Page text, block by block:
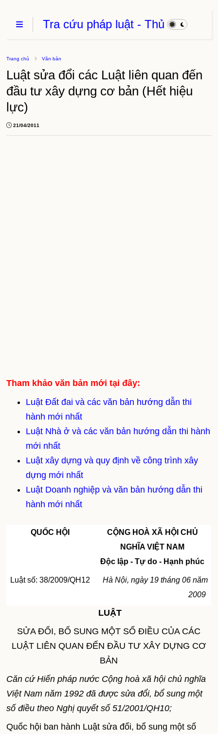
Tra cứu pháp luật - Thủ
thuật phần mềm
Trang chủ Văn bản
Luật sửa đổi các Luật liên quan đến
đầu tư xây dựng cơ bản (Hết hiệu
lực)
21/04/2011
Tham khảo văn bản mới tại đây:
Luật Đất đai và các văn bản hướng dẫn thi
hành mới nhất
Luật Nhà ở và các văn bản hướng dẫn thi hành
mới nhất
Luật xây dựng và quy định về công trình xây
dựng mới nhất
Luật Doanh nghiệp và văn bản hướng dẫn thi
hành mới nhất
QUỐC HỘI
CỘNG HOÀ XÃ HỘI CHỦ
NGHĨA VIỆT NAM
Độc lập - Tự do - Hạnh phúc
Luật số: 38/2009/QH12
Hà Nội, ngày 19 tháng 06 năm
2009
LUẬT
SỬA ĐỔI, BỔ SUNG MỘT SỐ ĐIỀU CỦA CÁC
LUẬT LIÊN QUAN ĐẾN ĐẦU TƯ XÂY DỰNG CƠ
BẢN
Căn cứ Hiến pháp nước Cộng hoà xã hội chủ nghĩa
Việt Nam năm 1992 đã được sửa đổi, bổ sung một
số điều theo Nghị quyết số 51/2001/QH10;
Quốc hội ban hành Luật sửa đổi, bổ sung một số